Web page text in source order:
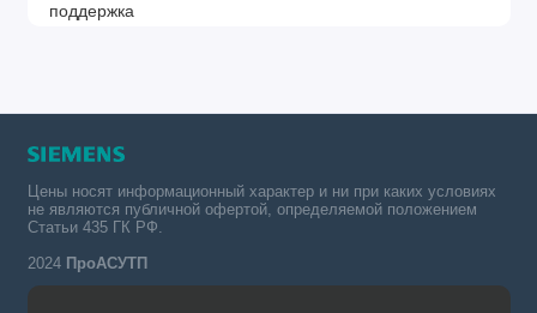
Цены носят информационный характер и ни при каких условиях
не являются публичной офертой, определяемой положением
Статьи 435 ГК РФ.
2024 ПроАСУТП